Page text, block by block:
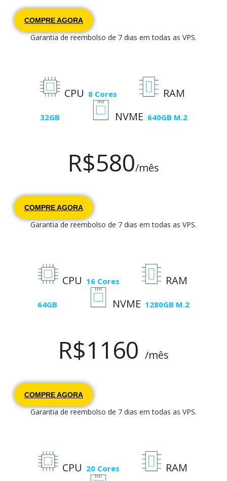
COMPRE AGORA
Garantia de reembolso de 7 dias em todas as VPS.
CPU 8 Cores RAM
32GB NVME 640GB M.2
R$580/mês
COMPRE AGORA
Garantia de reembolso de 7 dias em todas as VPS.
CPU 16 Cores RAM
64GB NVME 1280GB M.2
R$1160 /mês
COMPRE AGORA
Garantia de reembolso de 7 dias em todas as VPS.
CPU 20 Cores RAM